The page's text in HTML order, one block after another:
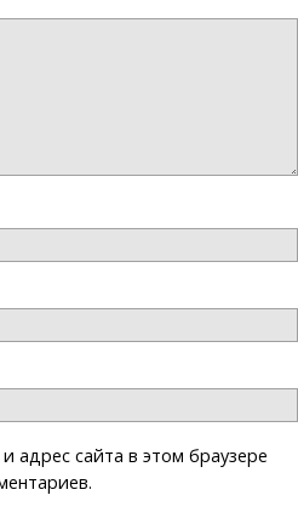
адрес сайта в этом браузере